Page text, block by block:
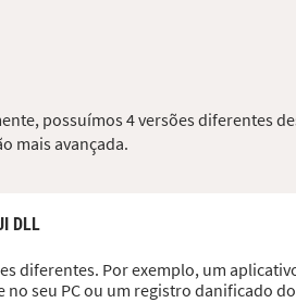
possuímos 4 versões diferentes
mais avançada.
DLL
diferentes. Por exemplo, um
seu PC ou um registro danificado